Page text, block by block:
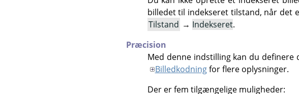
billedet til indekseret tilstand, når det
Tilstand → Indekseret.
Præcision
Med denne indstilling kan du
Billedkodningfor flere oplysninger.
Der er fem tilgængelige muligheder: